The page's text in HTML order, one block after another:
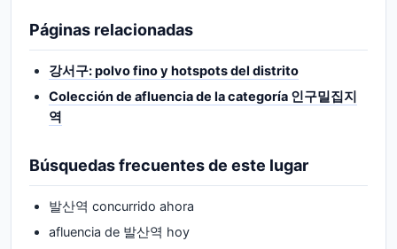
Páginas relacionadas
강서구: polvo fino y hotspots del distrito
Colección de afluencia de la categoría 인구밀집지
역
Búsquedas frecuentes de este lugar
발산역 concurrido ahora
afluencia de 발산역 hoy